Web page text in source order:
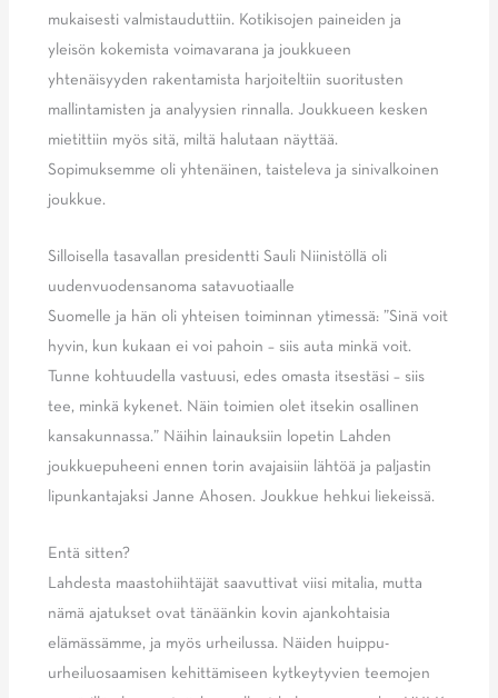
mukaisesti valmistauduttiin. Kotikisojen paineiden ja
yleisön kokemista voimavarana ja joukkueen
yhtenäisyyden rakentamista harjoiteltiin suoritusten
mallintamisten ja analyysien rinnalla. Joukkueen kesken
mietittiin myös sitä, miltä halutaan näyttää.
Sopimuksemme oli yhtenäinen, taisteleva ja sinivalkoinen
joukkue.
Silloisella tasavallan presidentti Sauli Niinistöllä oli
uudenvuodensanoma satavuotiaalle
Suomelle ja hän oli yhteisen toiminnan ytimessä: ”Sinä voit
hyvin, kun kukaan ei voi pahoin – siis auta minkä voit.
Tunne kohtuudella vastuusi, edes omasta itsestäsi – siis
tee, minkä kykenet. Näin toimien olet itsekin osallinen
kansakunnassa.” Näihin lainauksiin lopetin Lahden
joukkuepuheeni ennen torin avajaisiin lähtöä ja paljastin
lipunkantajaksi Janne Ahosen. Joukkue hehkui liekeissä.
Entä sitten?
Lahdesta maastohiihtäjät saavuttivat viisi mitalia, mutta
nämä ajatukset ovat tänäänkin kovin ajankohtaisia
elämässämme, ja myös urheilussa. Näiden huippu-
urheiluosaamisen kehittämiseen kytkeytyvien teemojen